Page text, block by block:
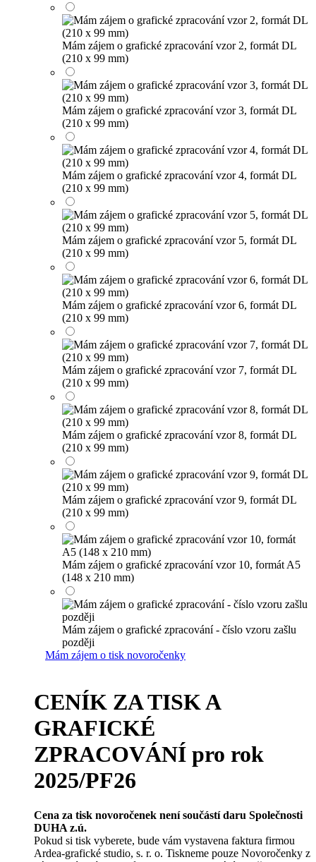
Mám zájem o grafické zpracování vzor 2, formát DL
(210 x 99 mm)
Mám zájem o grafické zpracování vzor 3, formát DL
(210 x 99 mm)
Mám zájem o grafické zpracování vzor 4, formát DL
(210 x 99 mm)
Mám zájem o grafické zpracování vzor 5, formát DL
(210 x 99 mm)
Mám zájem o grafické zpracování vzor 6, formát DL
(210 x 99 mm)
Mám zájem o grafické zpracování vzor 7, formát DL
(210 x 99 mm)
Mám zájem o grafické zpracování vzor 8, formát DL
(210 x 99 mm)
Mám zájem o grafické zpracování vzor 9, formát DL
(210 x 99 mm)
Mám zájem o grafické zpracování vzor 10, formát A5
(148 x 210 mm)
Mám zájem o grafické zpracování - číslo vzoru zašlu
později
Mám zájem o tisk novoročenky
CENÍK ZA TISK A
GRAFICKÉ
ZPRACOVÁNÍ pro rok
2025/PF26
Cena za tisk novoročenek není součástí daru Společnosti
DUHA z.ú.
Pokud si tisk vyberete, bude vám vystavena faktura firmou
Ardea-grafické studio, s. r. o. Tiskneme pouze Novoročenky z